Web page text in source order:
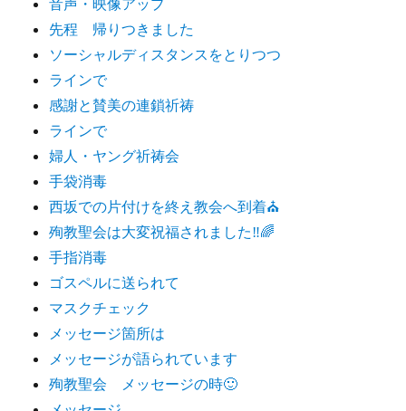
音声・映像アップ
先程 帰りつきました
ソーシャルディスタンスをとりつつ
ラインで
感謝と賛美の連鎖祈祷
ラインで
婦人・ヤング祈祷会
手袋消毒
西坂での片付けを終え教会へ到着⛪️
殉教聖会は大変祝福されました‼️🌈
手指消毒
ゴスペルに送られて
マスクチェック
メッセージ箇所は
メッセージが語られています
殉教聖会 メッセージの時🙂